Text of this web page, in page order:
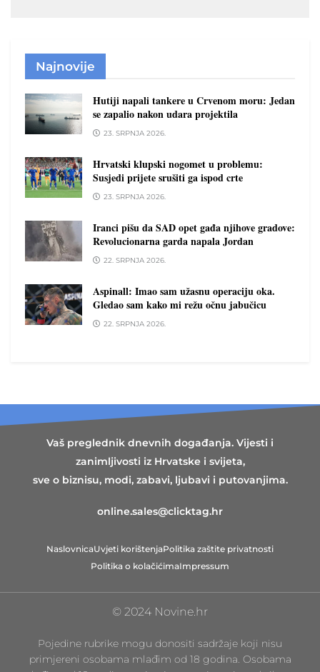
Najnovije
Hutiji napali tankere u Crvenom moru: Jedan
se zapalio nakon udara projektila
23. SRPNJA 2026.
Hrvatski klupski nogomet u problemu:
Susjedi prijete srušiti ga ispod crte
23. SRPNJA 2026.
Iranci pišu da SAD opet gađa njihove gradove:
Revolucionarna garda napala Jordan
22. SRPNJA 2026.
Aspinall: Imao sam užasnu operaciju oka.
Gledao sam kako mi režu očnu jabučicu
22. SRPNJA 2026.
Vaš preglednik dnevnih događanja. Vijesti i
zanimljivosti iz Hrvatske i svijeta,
sve o biznisu, modi, zabavi, ljubavi i putovanjima.
online.sales@clicktag.hr
NaslovnicaUvjeti korištenjaPolitika zaštite privatnosti
Politika o kolačićimaImpressum
© 2024 Novine.hr
Pojedine rubrike mogu donositi sadržaje koji nisu
primjereni osobama mlađim od 18 godina. Osobama